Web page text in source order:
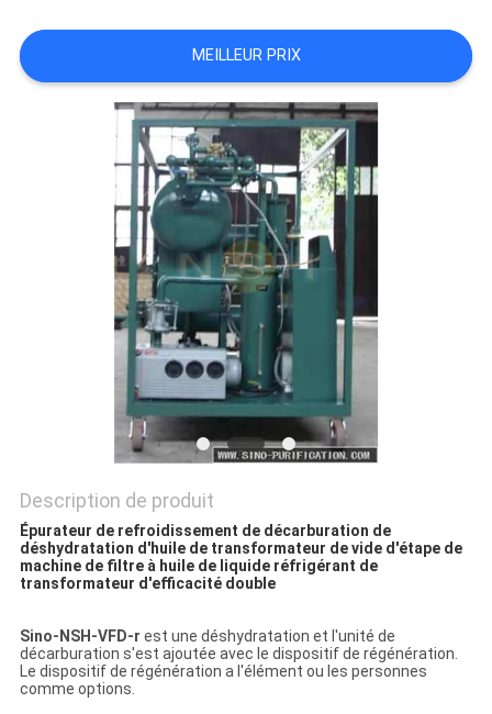
PLAN
PRIVACY
MEILLEUR PRIX
Description de produit
Épurateur de refroidissement de décarburation de
déshydratation d'huile de transformateur de vide d'étape de
machine de filtre à huile de liquide réfrigérant de
transformateur d'efficacité double
Sino-NSH-VFD-r est une déshydratation et l'unité de
décarburation s'est ajoutée avec le dispositif de régénération.
Le dispositif de régénération a l'élément ou les personnes
comme options.